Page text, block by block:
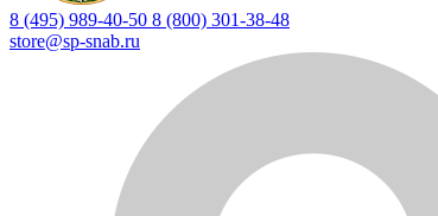
8 (495) 989-40-50 8 (800) 301-38-48
store@sp-snab.ru